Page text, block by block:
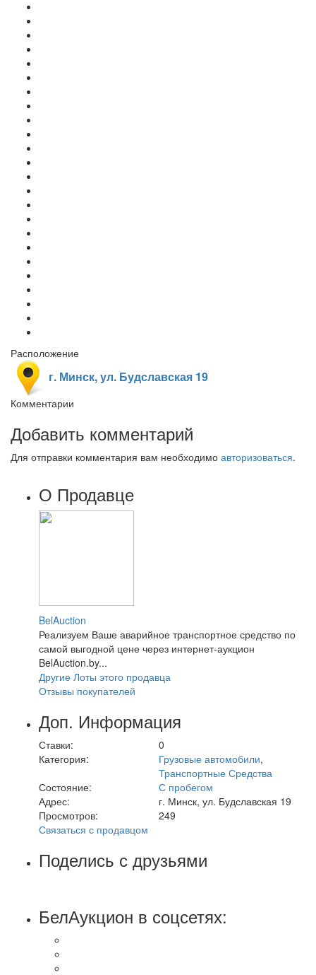
Расположение
г. Минск, ул. Будславская 19
Комментарии
Добавить комментарий
Для отправки комментария вам необходимо авторизоваться.
О Продавце
BelAuction
Реализуем Ваше аварийное транспортное средство по
самой выгодной цене через интернет-аукцион
BelAuction.by...
Другие Лоты этого продавца
Отзывы покупателей
Доп. Информация
Ставки:
0
Категория:
Грузовые автомобили,
Транспортные Средства
Состояние:
С пробегом
Адрес:
г. Минск, ул. Будславская 19
Просмотров:
249
Связаться с продавцом
Поделись с друзьями
БелАукцион в соцсетях: